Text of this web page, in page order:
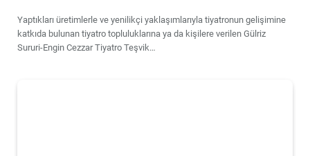
Yaptıkları üretimlerle ve yenilikçi yaklaşımlarıyla tiyatronun gelişimine
katkıda bulunan tiyatro topluluklarına ya da kişilere verilen Gülriz
Sururi-Engin Cezzar Tiyatro Teşvik…